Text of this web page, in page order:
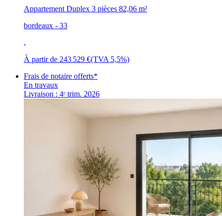
Appartement Duplex 3 pièces 82,06 m²
bordeaux - 33
,
À partir de 243 529 €(TVA 5,5%)
Frais de notaire offerts*
En travaux
Livraison : 4ᵉ trim. 2026